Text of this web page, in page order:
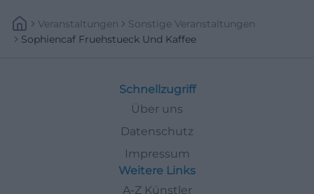
Veranstaltungen
Sonstige Veranstaltungen
Sophiencaf Fruehstueck Und Kaffee
Schnellzugriff
Über uns
Datenschutz
Impressum
Weitere Links
A-Z Künstler